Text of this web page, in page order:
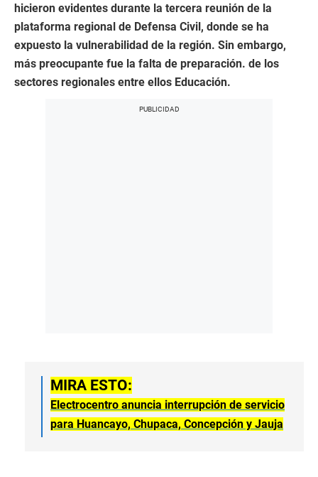
hicieron evidentes durante la tercera reunión de la
plataforma regional de Defensa Civil, donde se ha
expuesto la vulnerabilidad de la región. Sin embargo,
más preocupante fue la falta de preparación. de los
sectores regionales entre ellos Educación.
MIRA ESTO:
Electrocentro anuncia interrupción de servicio
para Huancayo, Chupaca, Concepción y Jauja